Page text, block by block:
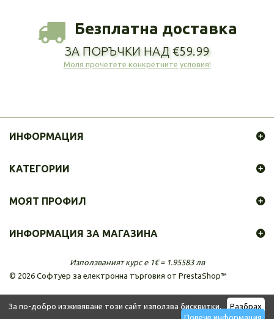
За по-добро изживяване този сайт използва бисквитки.
Разбрах
Повече информация
Безплатна доставка
ЗА ПОРЪЧКИ НАД €59.99
Моля прочетете конкретните условия!
ИНФОРМАЦИЯ
© 2026 Софтуер за електронна търговия от PrestaShop™
КАТЕГОРИИ
МОЯТ ПРОФИЛ
ИНФОРМАЦИЯ ЗА МАГАЗИНА
Използваният курс е 1€ = 1.95583 лв